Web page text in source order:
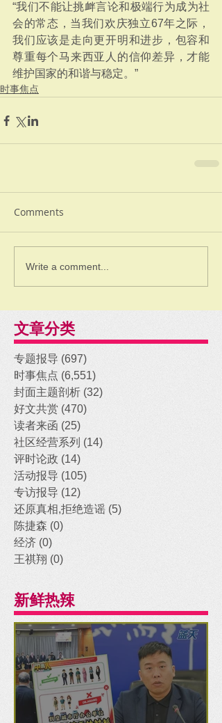
“我们不能让挑衅言论和极端行为成为社
会的常态，当我们欢庆独立67年之际，
我们应该是走向更开明和进步，包容和
尊重每个马来西亚人的信仰差异，才能
维护国家的和谐与稳定。”
时事焦点
Comments
Write a comment...
文章分类
专题报导 (697)
时事焦点 (6,551)
封面主题剖析 (32)
好文共赏 (470)
读者来函 (25)
社区经营系列 (14)
评时论政 (14)
活动报导 (105)
专访报导 (12)
还原真相,拒绝造谣 (5)
陈捷森 (0)
经济 (0)
王祺翔 (0)
新鲜热辣